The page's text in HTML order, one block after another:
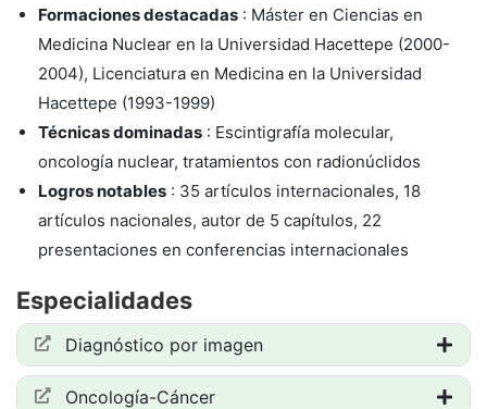
Formaciones destacadas : Máster en Ciencias en
Medicina Nuclear en la Universidad Hacettepe (2000-
2004), Licenciatura en Medicina en la Universidad
Hacettepe (1993-1999)
Técnicas dominadas : Escintigrafía molecular,
oncología nuclear, tratamientos con radionúclidos
Logros notables : 35 artículos internacionales, 18
artículos nacionales, autor de 5 capítulos, 22
presentaciones en conferencias internacionales
Especialidades
Diagnóstico por imagen
Oncología-Cáncer